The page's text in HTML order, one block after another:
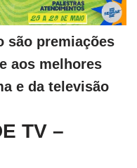
são premiações
aos melhores
e da televisão
TV –